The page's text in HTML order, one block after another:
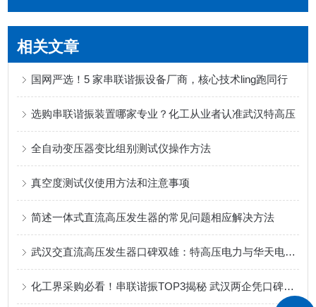
相关文章
国网严选！5 家串联谐振设备厂商，核心技术ling跑同行
选购串联谐振装置哪家专业？化工从业者认准武汉特高压
全自动变压器变比组别测试仪操作方法
真空度测试仪使用方法和注意事项
简述一体式直流高压发生器的常见问题相应解决方法
武汉交直流高压发生器口碑双雄：特高压电力与华天电力，买家信赖之选
化工界采购必看！串联谐振TOP3揭秘 武汉两企凭口碑出圈